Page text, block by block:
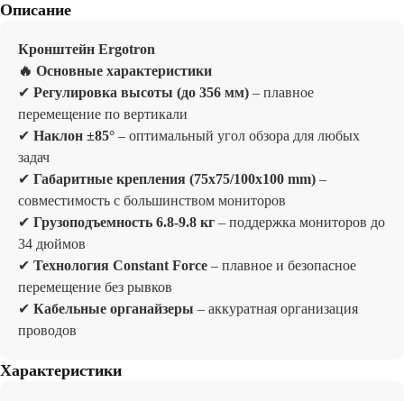
Описание
Кронштейн Ergotron
🔥 Основные характеристики
✔ Регулировка высоты (до 356 мм) – плавное
перемещение по вертикали
✔ Наклон ±85° – оптимальный угол обзора для любых
задач
✔ Габаритные крепления (75x75/100x100 mm) –
совместимость с большинством мониторов
✔ Грузоподъемность 6.8-9.8 кг – поддержка мониторов до
34 дюймов
✔ Технология Constant Force – плавное и безопасное
перемещение без рывков
✔ Кабельные органайзеры – аккуратная организация
проводов
Характеристики